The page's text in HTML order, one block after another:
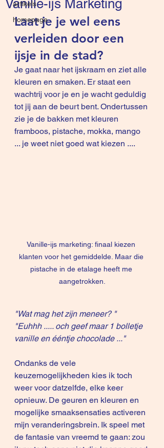
artikels
homepage
Vanille-ijs Marketing
Laat je je wel eens
verleiden door een
ijsje in de stad?
Je gaat naar het ijskraam en ziet alle
kleuren en smaken. Er staat een
wachtrij voor je en je wacht geduldig
tot jij aan de beurt bent. Ondertussen
zie je de bakken met kleuren
framboos, pistache, mokka, mango
... je weet niet goed wat kiezen ....
Vanille-ijs marketing: finaal kiezen
klanten voor het gemiddelde. Maar die
pistache in de etalage heeft me
aangetrokken.
"Wat mag het zijn meneer? "
"Euhhh ..... och geef maar 1 bolletje
vanille en ééntje chocolade ..."
Ondanks de vele
keuzemogelijkheden kies ik toch
weer voor datzelfde, elke keer
opnieuw. De geuren en kleuren en
mogelijke smaaksensaties activeren
mijn veranderingsbrein. Ik speel met
de fantasie van vreemd te gaan: zou